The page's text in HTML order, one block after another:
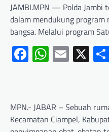
JAMBI.MPN — Polda Jambi
dalam mendukung
bangsa. Melalui program
Facebook
WhatsApp
Email
X
MPN.- JABAR – Sebuah
Kecamatan Ciampel,